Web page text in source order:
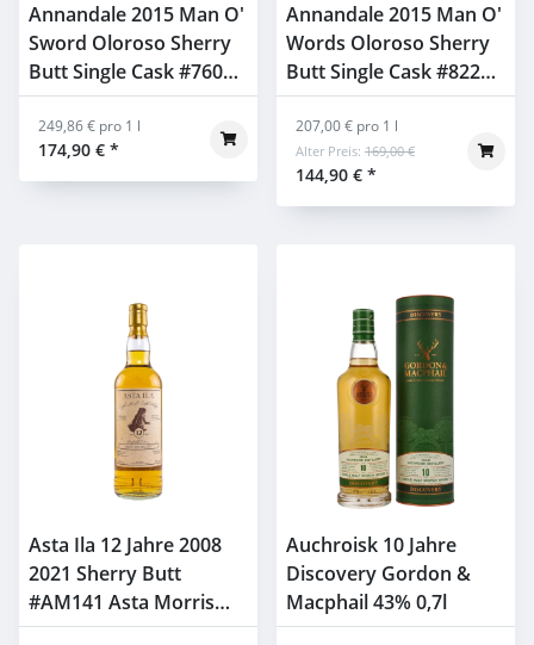
Annandale 2015 Man O'
Sword Oloroso Sherry
Butt Single Cask #760
58,4% 0,7l in GP
174,90 € *
249,86 € pro 1 l
Annandale 2015 Man O'
Words Oloroso Sherry
Butt Single Cask #822
60,8% 0,7l ohne GP
144,90 € *
207,00 € pro 1 l
Alter Preis: 169,00 €
Asta Ila 12 Jahre 2008
2021 Sherry Butt
#AM141 Asta Morris
52% 0,7l
Auchroisk 10 Jahre
Discovery Gordon &
Macphail 43% 0,7l